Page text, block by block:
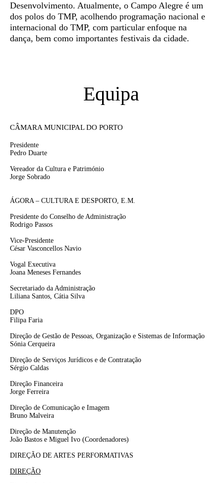
Desenvolvimento. Atualmente, o Campo Alegre é um
dos polos do TMP, acolhendo programação nacional e
internacional do TMP, com particular enfoque na
dança, bem como importantes festivais da cidade.
Equipa
CÂMARA MUNICIPAL DO PORTO
Presidente
Pedro Duarte
Vereador da Cultura e Património
Jorge Sobrado
ÁGORA – CULTURA E DESPORTO, E.M.
Presidente do Conselho de Administração
Rodrigo Passos
Vice-Presidente
César Vasconcellos Navio
Vogal Executiva
Joana Meneses Fernandes
Secretariado da Administração
Liliana Santos, Cátia Silva
DPO
Filipa Faria
Direção de Gestão de Pessoas, Organização e Sistemas de Informação
Sónia Cerqueira
Direção de Serviços Jurídicos e de Contratação
Sérgio Caldas
Direção Financeira
Jorge Ferreira
Direção de Comunicação e Imagem
Bruno Malveira
Direção de Manutenção
João Bastos e Miguel Ivo (Coordenadores)
DIREÇÃO DE ARTES PERFORMATIVAS
DIREÇÃO